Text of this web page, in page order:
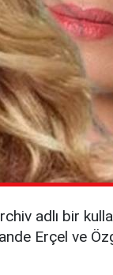
adlı bir
Erçel ve